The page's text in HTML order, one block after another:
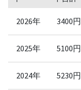
2026年 3400円
2025年 5100円
2024年 5230円